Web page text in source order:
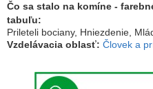
Čo sa stalo na komíne -
tabuľu:
Prileteli bociany, Hniezdenie,
Vzdelávacia oblasť: Človek a